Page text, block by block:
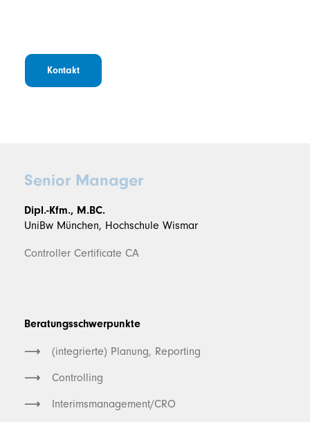
Kontakt
Senior Manager
Dipl.-Kfm., M.BC.
UniBw München, Hochschule Wismar
Controller Certificate CA
Beratungsschwerpunkte
(integrierte) Planung, Reporting
Controlling
Interimsmanagement/CRO